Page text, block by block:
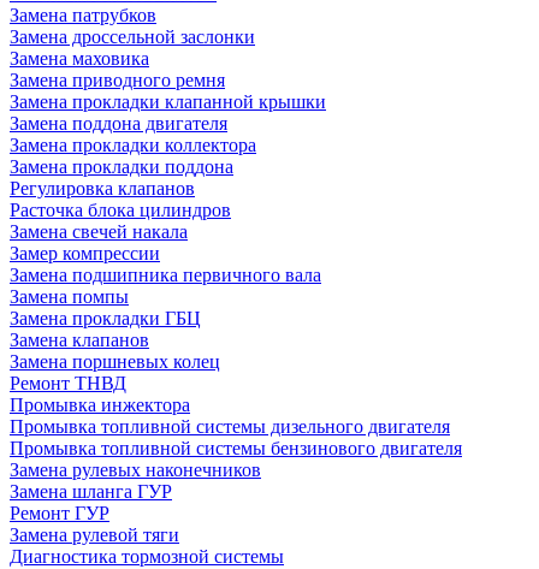
Замена патрубков
Замена дроссельной заслонки
Замена маховика
Замена приводного ремня
Замена прокладки клапанной крышки
Замена поддона двигателя
Замена прокладки коллектора
Замена прокладки поддона
Регулировка клапанов
Расточка блока цилиндров
Замена свечей накала
Замер компрессии
Замена подшипника первичного вала
Замена помпы
Замена прокладки ГБЦ
Замена клапанов
Замена поршневых колец
Ремонт ТНВД
Промывка инжектора
Промывка топливной системы дизельного двигателя
Промывка топливной системы бензинового двигателя
Замена рулевых наконечников
Замена шланга ГУР
Ремонт ГУР
Замена рулевой тяги
Диагностика тормозной системы